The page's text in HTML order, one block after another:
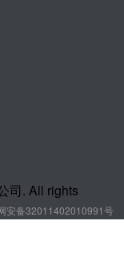
司. All rights
安备32011402010991号